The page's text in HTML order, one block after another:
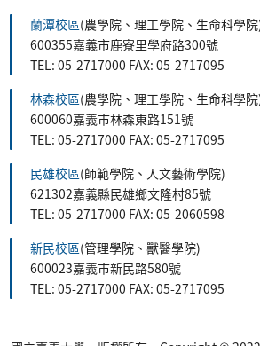
蘭潭校區(農學院、理工學院、生命科學
600355嘉義市鹿寮里學府路300號
TEL: 05-2717000 FAX: 05-2717095
林森校區(農學院、理工學院、生命科學
600060嘉義市林森東路151號
TEL: 05-2717000 FAX: 05-2717095
民雄校區(師範學院、人文藝術學院)
621302嘉義縣民雄鄉文隆村85號
TEL: 05-2717000 FAX: 05-2060598
新民校區(管理學院、獸醫學院)
600023嘉義市新民路580號
TEL: 05-2717000 FAX: 05-2717095